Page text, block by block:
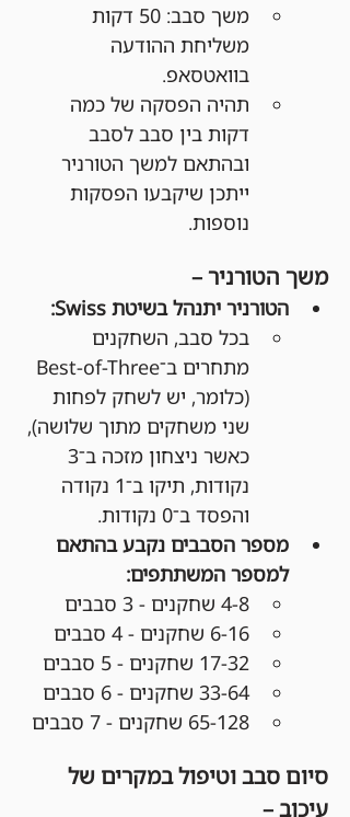
משך סבב: 50 דקות
משליחת ההודעה
בוואטסאפ.
תהיה הפסקה של כמה
דקות בין סבב לסבב
ובהתאם למשך הטורניר
ייתכן שיקבעו הפסקות
נוספות.
משך הטורניר –
הטורניר יתנהל בשיטת Swiss:
בכל סבב, השחקנים
(כלומר, יש לשחק לפחות
שני משחקים מתוך שלושה),
נקודות, תיקו ב־1 נקודה
והפסד ב־0 נקודות.
מספר הסבבים נקבע בהתאם
למספר המשתתפים:
4-8 שחקנים - 3 סבבים
6-16 שחקנים - 4 סבבים
17-32 שחקנים - 5 סבבים
33-64 שחקנים - 6 סבבים
65-128 שחקנים - 7 סבבים
סיום סבב וטיפול במקרים של
עיכוב –